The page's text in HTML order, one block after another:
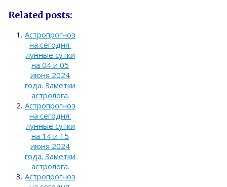
Related posts:
Астропрогноз
на сегодня:
лунные сутки
на 04 и 05
июня 2024
года. Заметки
астролога.
Астропрогноз
на сегодня:
лунные сутки
на 14 и 15
июня 2024
года. Заметки
астролога.
Астропрогноз